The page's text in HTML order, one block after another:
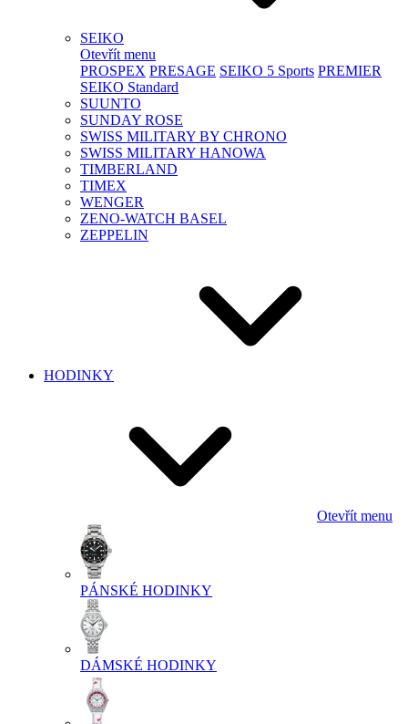
SEIKO
Otevřít menu
PROSPEX PRESAGE SEIKO 5 Sports PREMIER
SEIKO Standard
SUUNTO
SUNDAY ROSE
SWISS MILITARY BY CHRONO
SWISS MILITARY HANOWA
TIMBERLAND
TIMEX
WENGER
ZENO-WATCH BASEL
ZEPPELIN
HODINKY
Otevřít menu
PÁNSKÉ HODINKY
DÁMSKÉ HODINKY